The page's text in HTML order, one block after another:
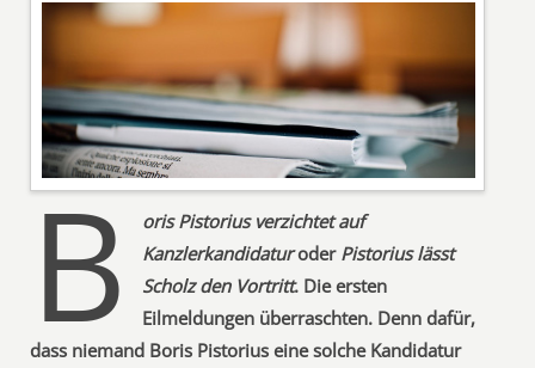
B
oris Pistorius verzichtet auf
Kanzlerkandidaturoder Pistorius lässt
Scholz den Vortritt. Die ersten
Eilmeldungen überraschten. Denn dafür,
dass niemand Boris Pistorius eine solche Kandidatur